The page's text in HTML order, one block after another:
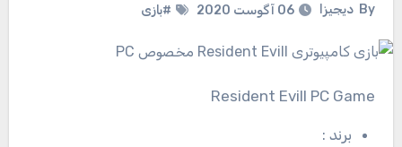
By دیجیزا 06 آگوست 2020 #بازی
Resident Evill PC Game
برند: